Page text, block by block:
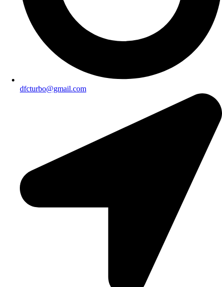
dfcturbo@gmail.com